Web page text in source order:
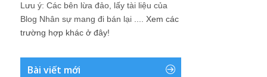
Lưu ý: Các bên lừa đảo, lấy tài liệu của
Blog Nhân sự mang đi bán lại .... Xem các
trường hợp khác ở đây!
Bài viết mới